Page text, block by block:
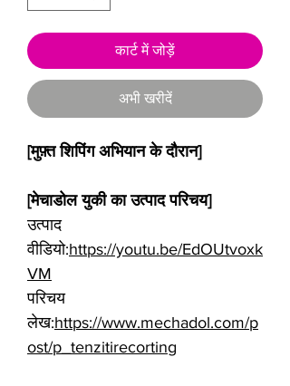
कार्ट में जोड़ें
अभी खरीदें
[मुफ़्त शिपिंग अभियान के दौरान]
[मेचाडोल युकी का उत्पाद परिचय]
उत्पाद
वीडियो:https://youtu.be/EdOUtvoxk
VM
परिचय
लेख:https://www.mechadol.com/p
ost/p_tenzitirecorting